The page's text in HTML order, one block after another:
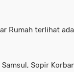
Rumah terlihat
Sopir